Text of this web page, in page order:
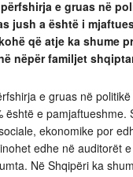
e gruas në
jush a është i
që atje ka shume
nëpër familjet
e gruas në
është e pamjaftueshme.
ekonomike por
edhe në auditorët
Në Shqipëri ka